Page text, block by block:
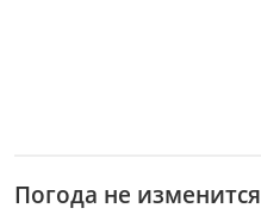
Погода не изменится